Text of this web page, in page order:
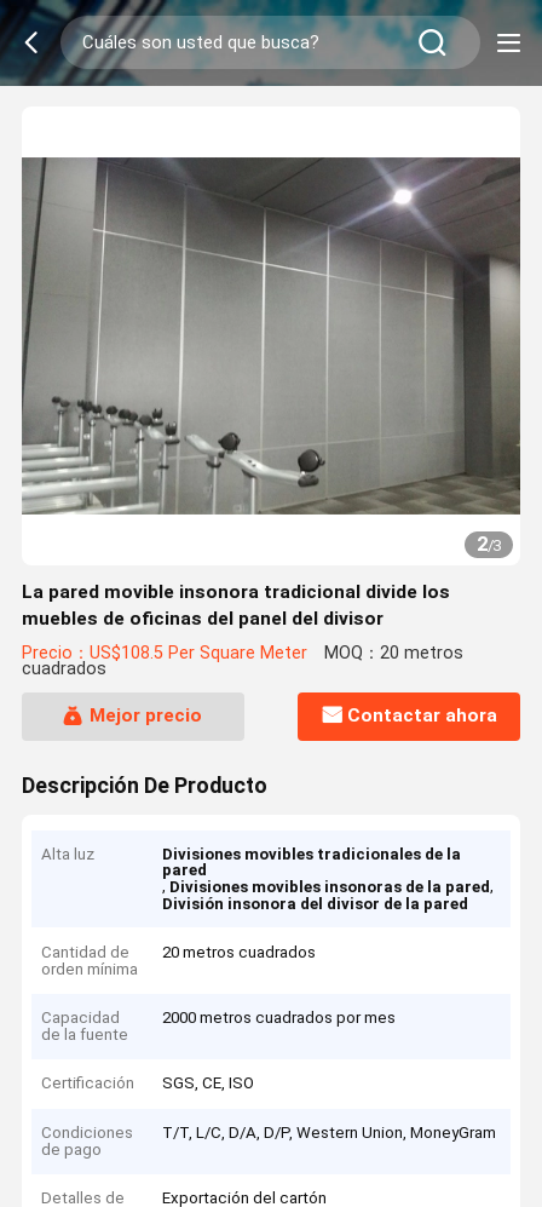
2/3
La pared movible insonora tradicional divide los
muebles de oficinas del panel del divisor
Precio：US$108.5 Per Square Meter MOQ：20 metros
cuadrados
Mejor precio Contactar ahora
Descripción De Producto
Alta luz
Divisiones movibles tradicionales de la
pared
, Divisiones movibles insonoras de la pared,
División insonora del divisor de la pared
Cantidad de
orden mínima
20 metros cuadrados
Capacidad
de la fuente
2000 metros cuadrados por mes
Certificación SGS, CE, ISO
Condiciones
de pago
T/T, L/C, D/A, D/P, Western Union, MoneyGram
Detalles de
Exportación del cartón